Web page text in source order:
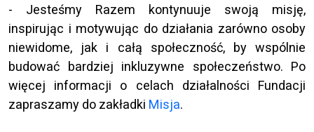
- Jesteśmy Razem kontynuuje swoją misję,
inspirując i motywując do działania zarówno osoby
niewidome, jak i całą społeczność, by wspólnie
budować bardziej inkluzywne społeczeństwo. Po
więcej informacji o celach działalności Fundacji
zapraszamy do zakładki Misja.